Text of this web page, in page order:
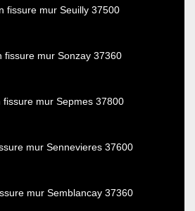
fissure mur Seuilly 37500
fissure mur Sonzay 37360
fissure mur Sepmes 37800
mur Sennevieres 37600
mur Semblancay 37360